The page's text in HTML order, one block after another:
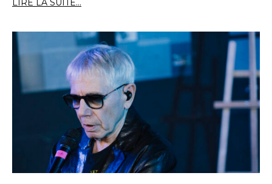
LIRE LA SUITE...